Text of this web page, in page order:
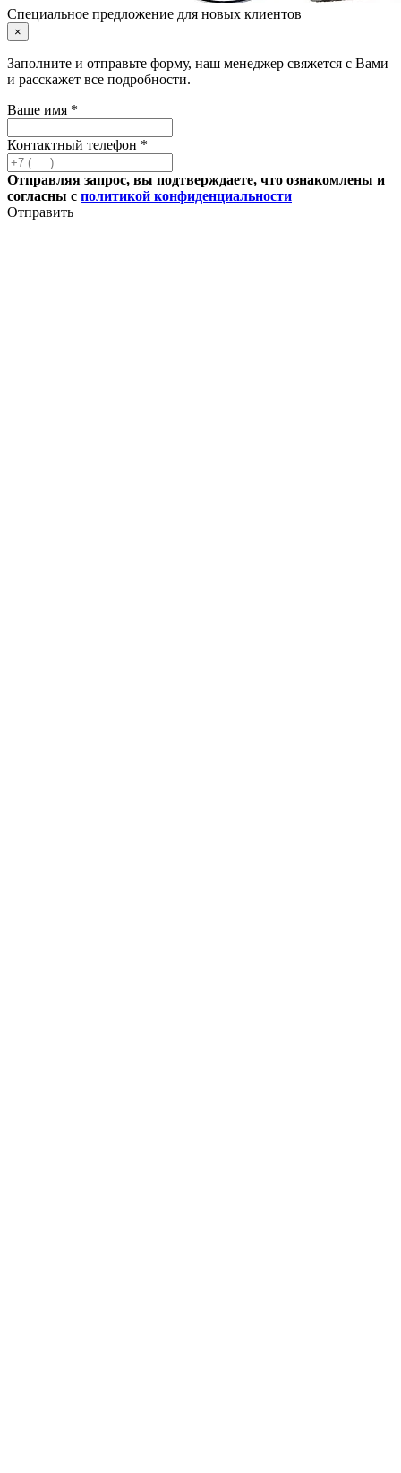
Специальное предложение для новых клиентов
×
Заполните и отправьте форму, наш менеджер свяжется с Вами
и расскажет все подробности.
Ваше имя *
Контактный телефон *
Отправляя запрос, вы подтверждаете, что ознакомлены и
согласны с политикой конфиденциальности
Отправить